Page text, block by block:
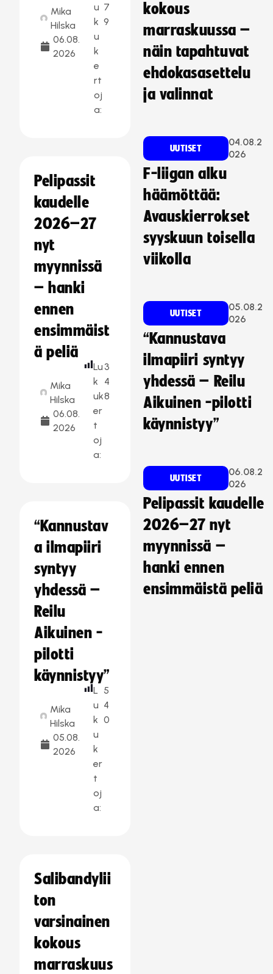
Mika
Hilska
06.08.
2026
u
k
u
k
e
rt
oj
a:
7
9
Pelipassit
kaudelle
2026–27
nyt
myynnissä
– hanki
ennen
ensimmäist
ä peliä
Mika
Hilska
06.08.
2026
Lu
k
uk
er
t
oj
a:
3
4
8
“Kannustav
a ilmapiiri
syntyy
yhdessä –
Reilu
Aikuinen -
pilotti
käynnistyy”
Mika
Hilska
05.08.
2026
L
u
k
u
k
er
t
oj
a:
5
4
0
Salibandylii
ton
varsinainen
kokous
marraskuus
kokous
marraskuussa –
näin tapahtuvat
ehdokasasettelu
ja valinnat
UUTISET
04.08.2
026
F-liigan alku
häämöttää:
Avauskierrokset
syyskuun toisella
viikolla
UUTISET
05.08.2
026
“Kannustava
ilmapiiri syntyy
yhdessä – Reilu
Aikuinen -pilotti
käynnistyy”
UUTISET
06.08.2
026
Pelipassit kaudelle
2026–27 nyt
myynnissä –
hanki ennen
ensimmäistä peliä